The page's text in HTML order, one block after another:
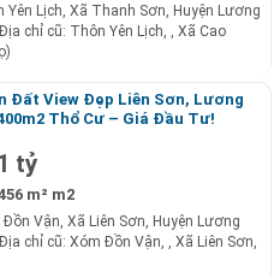
Yên Lịch, Xã Thanh Sơn, Huyện Lương
chỉ cũ: Thôn Yên Lịch, , Xã Cao
Đất View Đẹp Liên Sơn, Lương
Thổ Cư – Giá Đầu Tư!
tỷ
m² m2
Vận, Xã Liên Sơn, Huyện Lương
chỉ cũ: Xóm Đồn Vận, , Xã Liên Sơn,